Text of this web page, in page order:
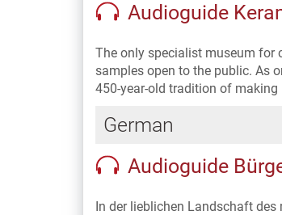
Audioguide
The only specialist museum for
samples open to the public. As
450-year-old tradition of making
German
Audioguide
In der lieblichen Landschaft